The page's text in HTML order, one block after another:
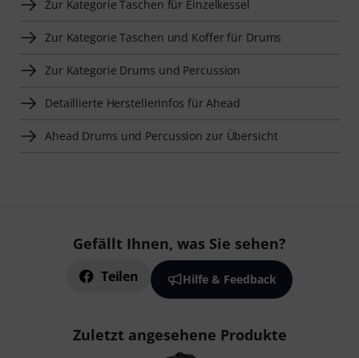
Zur Kategorie Taschen für Einzelkessel
Zur Kategorie Taschen und Koffer für Drums
Zur Kategorie Drums und Percussion
Detaillierte Herstellerinfos für Ahead
Ahead Drums und Percussion zur Übersicht
Gefällt Ihnen, was Sie sehen?
Teilen Hilfe & Feedback
Zuletzt angesehene Produkte